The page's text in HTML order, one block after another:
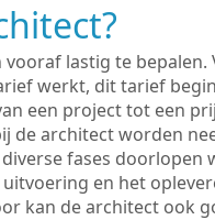
lastig te
werkt, dit tarief
een project tot een
de architect worden
fases
en het
kan de architect ook